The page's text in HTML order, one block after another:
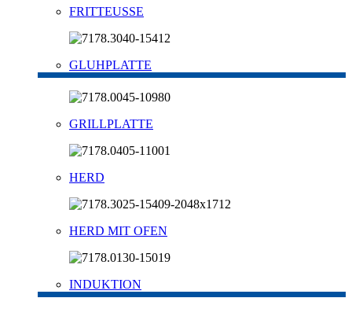
FRITTEUSSE
GLUHPLATTE
GRILLPLATTE
HERD
HERD MIT OFEN
INDUKTION